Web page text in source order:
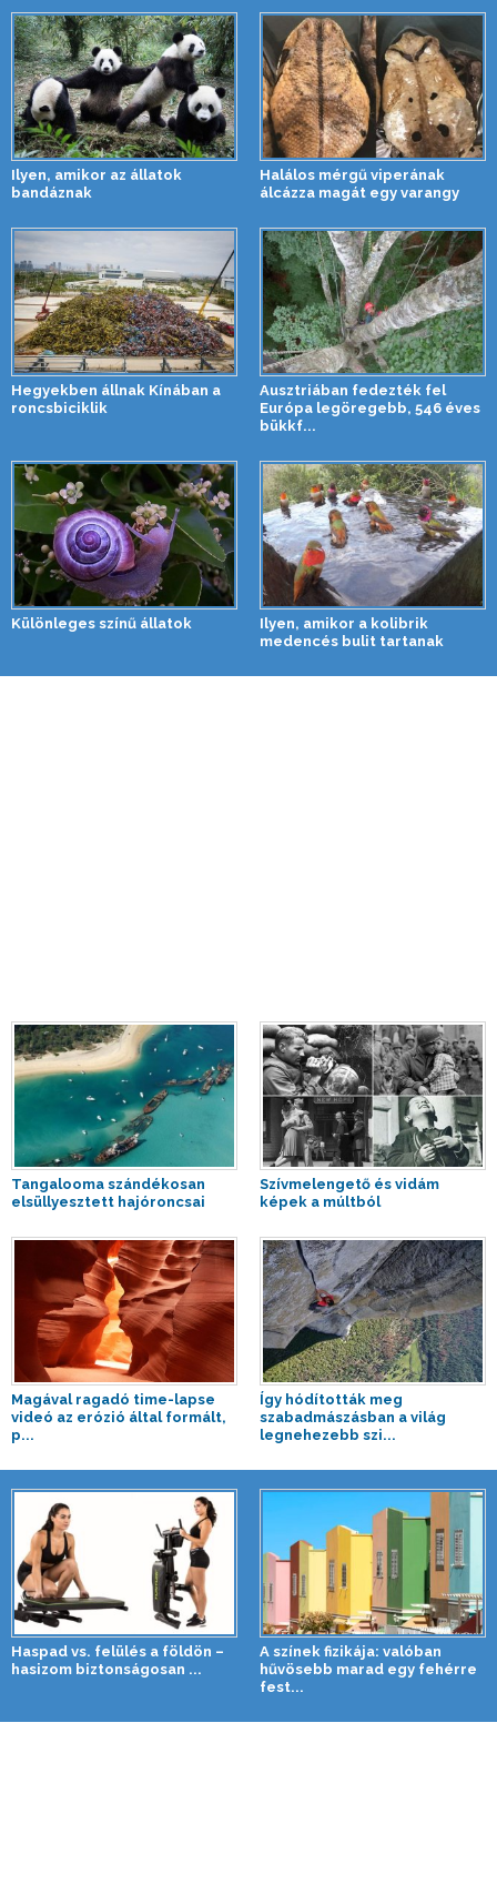
Ilyen, amikor az állatok
bandáznak
Halálos mérgű viperának
álcázza magát egy varangy
Hegyekben állnak Kínában a
roncsbiciklik
Ausztriában fedezték fel
Európa legöregebb, 546 éves
bükkf...
Különleges színű állatok
Ilyen, amikor a kolibrik
medencés bulit tartanak
Tangalooma szándékosan
elsüllyesztett hajóroncsai
Szívmelengető és vidám
képek a múltból
Magával ragadó time-lapse
videó az erózió által formált,
p...
Így hódították meg
szabadmászásban a világ
legnehezebb szi...
Haspad vs. felülés a földön –
hasizom biztonságosan ...
A színek fizikája: valóban
hűvösebb marad egy fehérre
fest...